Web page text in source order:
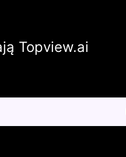
Topview.ai